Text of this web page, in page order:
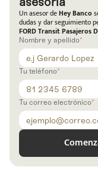
Un asesor deHey Banco
dudas y dar seguimiento
FORD Transit Pasajeros
Nombre y apellido
Tu teléfono
Tu correo electrónico